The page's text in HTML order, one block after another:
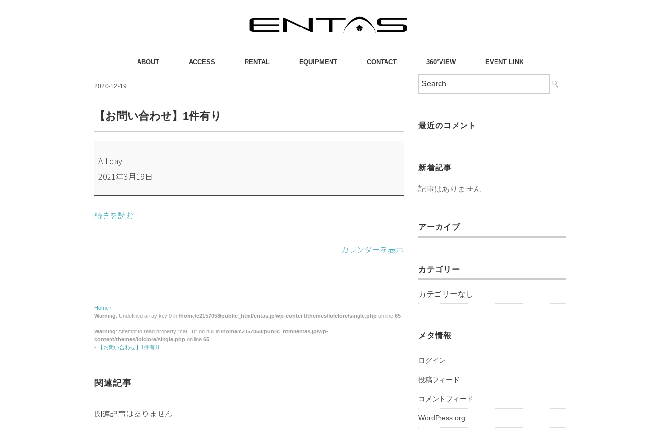
ABOUT ACCESS RENTAL EQUIPMENT CONTACT 360°VIEW EVENT LINK
2020-12-19
【お問い合わせ】1件有り
問
い
せ】
All day
2021年3月19日
続きを読む
カレンダーを表示
Home ›
Warning: Undefined array key 0 in /home/c2157058/public_html/entas.jp/wp-content/themes/folclore/single.php on line 65
Warning: Attempt to read property "cat_ID" on null in /home/c2157058/public_html/entas.jp/wp-
content/themes/folclore/single.php on line 65
›
【お問い合わせ】1件有り
関連記事
関連記事はありません
最近のコメント
新着記事
記事はありません
アーカイブ
カテゴリー
カテゴリーなし
メタ情報
ログイン
投稿フィード
コメントフィード
WordPress.org